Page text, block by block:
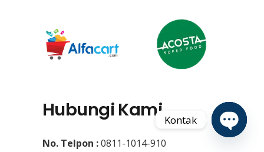
Hubungi Kami
No. Telpon :0811-1014-910
Kontak